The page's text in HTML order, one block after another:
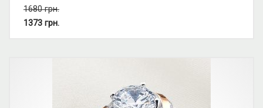
Вид: круглий камінь.
Можливість комплекту: так.
1680грн.
1373 грн.